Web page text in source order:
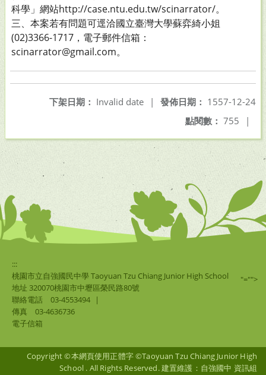
科學」網站http://case.ntu.edu.tw/scinarrator/。
三、本案若有問題可逕洽國立臺灣大學蘇弈綺小姐
(02)3366-1717，電子郵件信箱：
scinarrator@gmail.com。
發佈日期： 1557-12-24
下架日期： Invalid date
|
點閱數： 755 |
:::
桃園市立自強國民中學 Taoyuan Tzu Chiang Junior High School
地址 320070桃園市中壢區榮民路80號
聯絡電話
03-4553494
|
傳真
03-4636736
電子信箱
"="">
Copyright ©本網頁使用正體字 ©Taoyuan Tzu Chiang Junior High
School . All Rights Reserved. 建置維護：自強國中 資訊組